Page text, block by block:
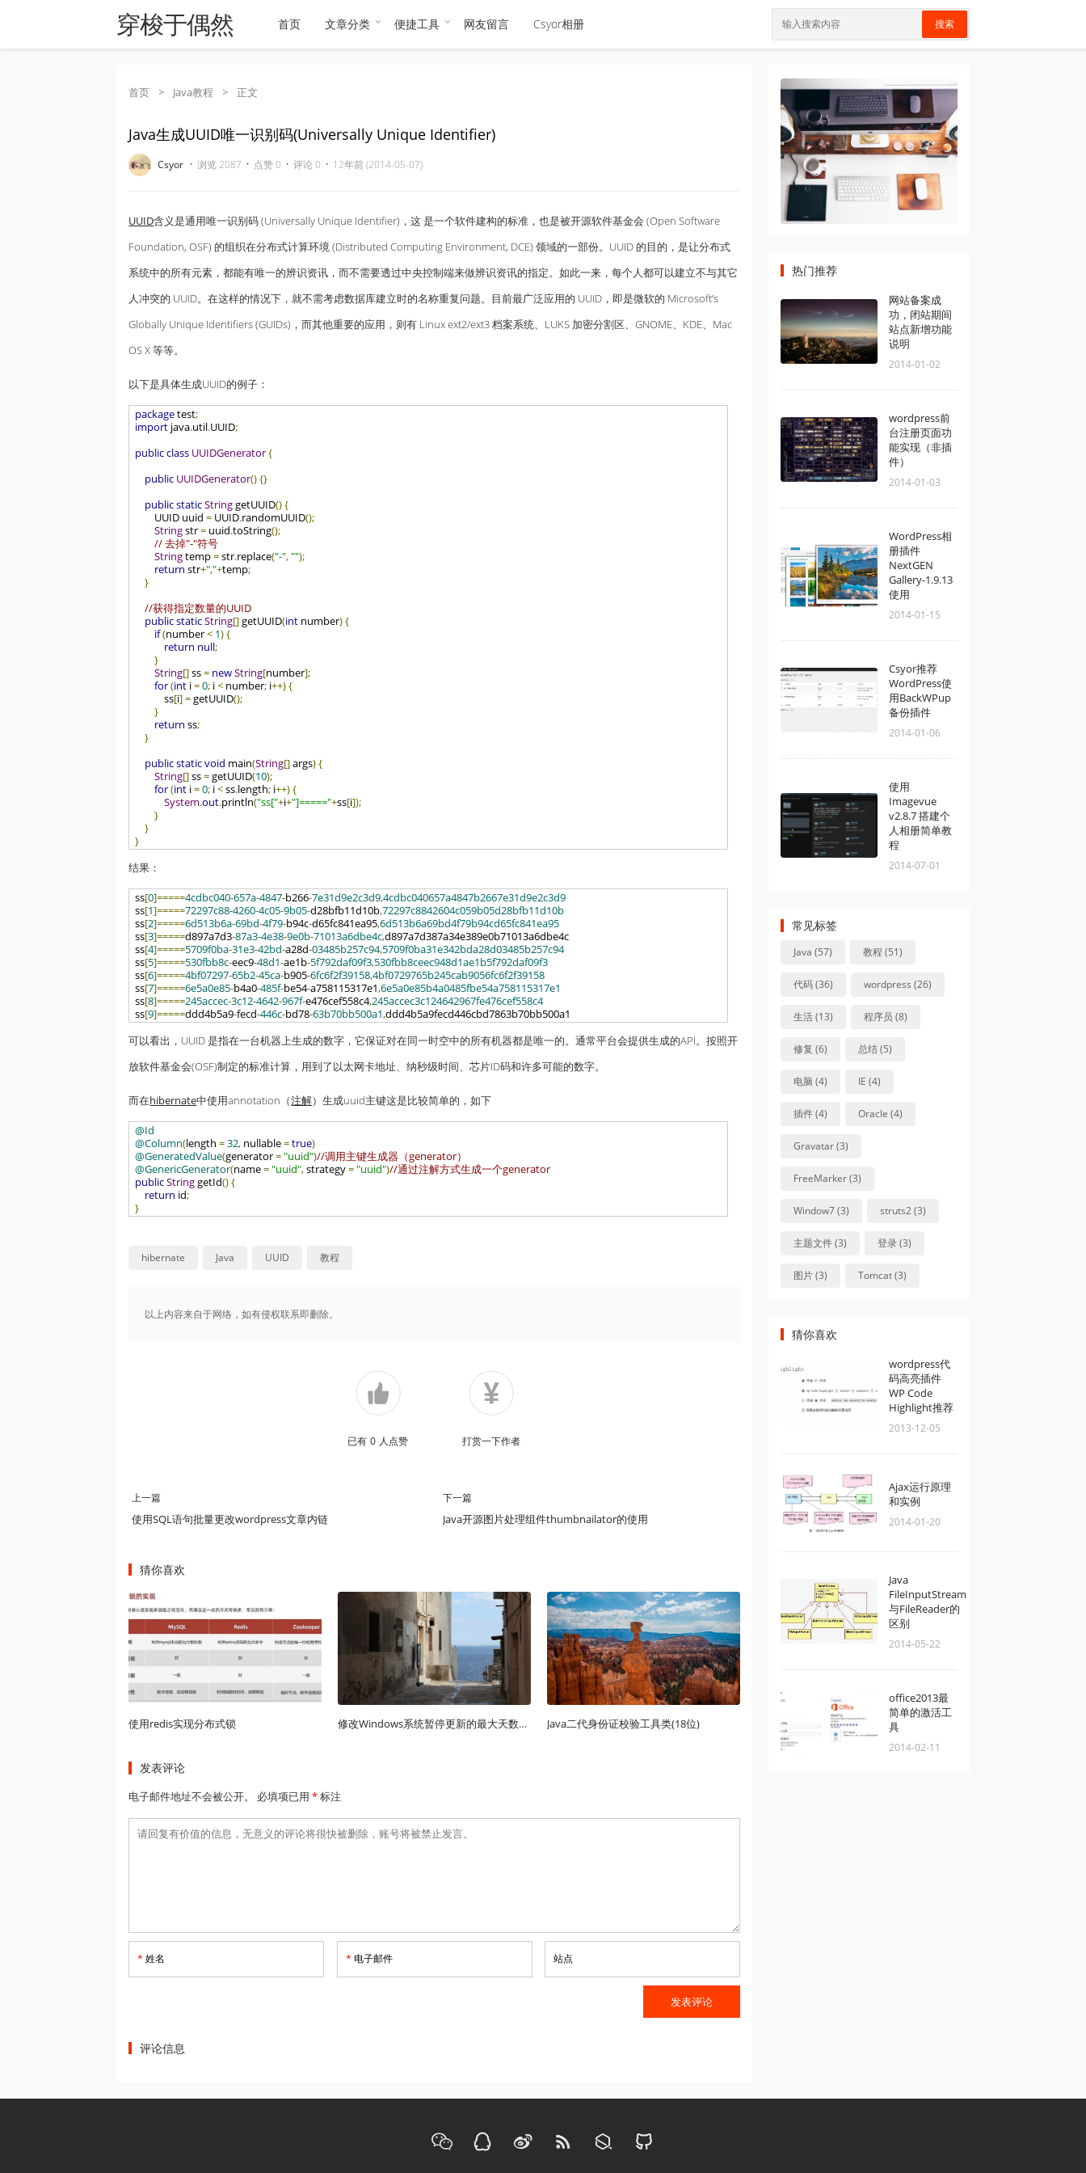
穿梭于偶然 首页 文章分类 便捷工具 网友留言 Csyor相册 搜索
首页 > Java教程 > 正文
Java生成UUID唯一识别码(Universally Unique Identifier)
Csyor · 浏览 2087 · 点赞 0 · 评论 0 · 12年前 (2014-05-07)
UUID含义是通用唯一识别码 (Universally Unique Identifier)，这 是一个软件建构的标准，也是被开源软件基金会 (Open Software
Foundation, OSF) 的组织在分布式计算环境 (Distributed Computing Environment, DCE) 领域的一部份。UUID 的目的，是让分布式
系统中的所有元素，都能有唯一的辨识资讯，而不需要透过中央控制端来做辨识资讯的指定。如此一来，每个人都可以建立不与其它
人冲突的 UUID。在这样的情况下，就不需考虑数据库建立时的名称重复问题。目前最广泛应用的 UUID，即是微软的 Microsoft’s
Globally Unique Identifiers (GUIDs)，而其他重要的应用，则有 Linux ext2/ext3 档案系统、LUKS 加密分割区、GNOME、KDE、Mac
OS X 等等。
以下是具体生成UUID的例子：
package test;
import java.util.UUID;
publicclass UUIDGenerator{
public UUIDGenerator(){}
publicstaticString getUUID(){
        UUID uuid
= UUID.randomUUID();
String str = uuid.toString();
// 去掉"-"符号
String temp = str.replace("-","");
return str+","+temp;
}
//获得指定数量的UUID
publicstaticString[] getUUID(int number){
if(number < 1){
return null;
}
String[] ss = newString[number];
for(int i =0; i < number; i++){
            ss
[i]= getUUID();
}
return ss;
}
publicstaticvoid main(String[] args){
String[] ss = getUUID(10);
for(int i =0; i < ss.length; i++){
System.out.println("ss["+i+"]====="+ss[i]);
}
}
}
结果：
ss[0]=====4cdbc040-657a-4847-b266-7e31d9e2c3d9,4cdbc040657a4847b2667e31d9e2c3d9
ss[1]=====72297c88-4260-4c05-9b05-d28bfb11d10b,72297c8842604c059b05d28bfb11d10b
ss[2]=====6d513b6a-69bd-4f79-b94c-d65fc841ea95,6d513b6a69bd4f79b94cd65fc841ea95
ss[3]=====d897a7d3-87a3-4e38-9e0b-71013a6dbe4c,d897a7d387a34e389e0b71013a6dbe4c
ss[4]=====5709f0ba-31e3-42bd-a28d-03485b257c94,5709f0ba31e342bda28d03485b257c94
ss[5]=====530fbb8c-eec9-48d1-ae1b-5f792daf09f3,530fbb8ceec948d1ae1b5f792daf09f3
ss[6]=====4bf07297-65b2-45ca-b905-6fc6f2f39158,4bf0729765b245cab9056fc6f2f39158
ss[7]=====6e5a0e85-b4a0-485f-be54-a758115317e1,6e5a0e85b4a0485fbe54a758115317e1
ss[8]=====245accec-3c12-4642-967f-e476cef558c4,245accec3c124642967fe476cef558c4
ss[9]=====ddd4b5a9-fecd-446c-bd78-63b70bb500a1,ddd4b5a9fecd446cbd7863b70bb500a1
可以看出，UUID 是指在一台机器上生成的数字，它保证对在同一时空中的所有机器都是唯一的。通常平台会提供生成的API。按照开
放软件基金会(OSF)制定的标准计算，用到了以太网卡地址、纳秒级时间、芯片ID码和许多可能的数字。
而在hibernate中使用annotation（注解）生成uuid主键这是比较简单的，如下
@Id
@Column(length =32, nullable =true)
@GeneratedValue(generator ="uuid")//调用主键生成器（generator）
@GenericGenerator(name ="uuid", strategy ="uuid")//通过注解方式生成一个generator
publicString getId(){
return id;
}
hibernate Java UUID 教程
以上内容来自于网络，如有侵权联系即删除。
已有 0 人点赞 打赏一下作者
上一篇
使用SQL语句批量更改wordpress文章内链
下一篇
Java开源图片处理组件thumbnailator的使用
猜你喜欢
使用redis实现分布式锁 修改Windows系统暂停更新的最大天数限制，永久暂停Windows系统自动更新 Java二代身份证校验工具类(18位)
发表评论
电子邮件地址不会被公开。 必填项已用*标注
* 姓名 * 电子邮件 站点
评论信息
热门推荐
网站备案成
功，闭站期间
站点新增功能
说明
2014-01-02
wordpress前
台注册页面功
能实现（非插
件）
2014-01-03
WordPress相
册插件
NextGEN
Gallery-1.9.13
使用
2014-01-15
Csyor推荐
WordPress使
用BackWPup
备份插件
2014-01-06
使用
Imagevue
v2.8.7 搭建个
人相册简单教
程
2014-07-01
常见标签
Java (57) 教程 (51)
代码 (36) wordpress (26)
生活 (13) 程序员 (8)
修复 (6) 总结 (5)
电脑 (4) IE (4)
插件 (4) Oracle (4)
Gravatar (3)
FreeMarker (3)
Window7 (3) struts2 (3)
主题文件 (3) 登录 (3)
图片 (3) Tomcat (3)
猜你喜欢
wordpress代
码高亮插件
WP Code
Highlight推荐
2013-12-05
Ajax运行原理
和实例
2014-01-20
Java
FileInputStream
与FileReader的
区别
2014-05-22
office2013最
简单的激活工
具
2014-02-11